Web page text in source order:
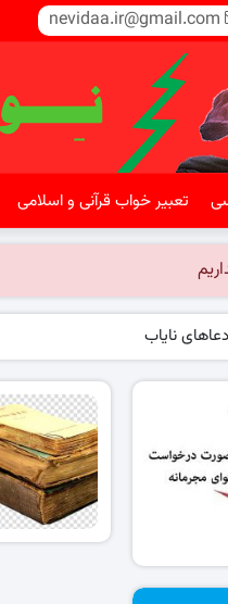
nevidaa.ir@gmail.com
تعبیر خواب قرآنی و اسلامی
دعاهای نایاب